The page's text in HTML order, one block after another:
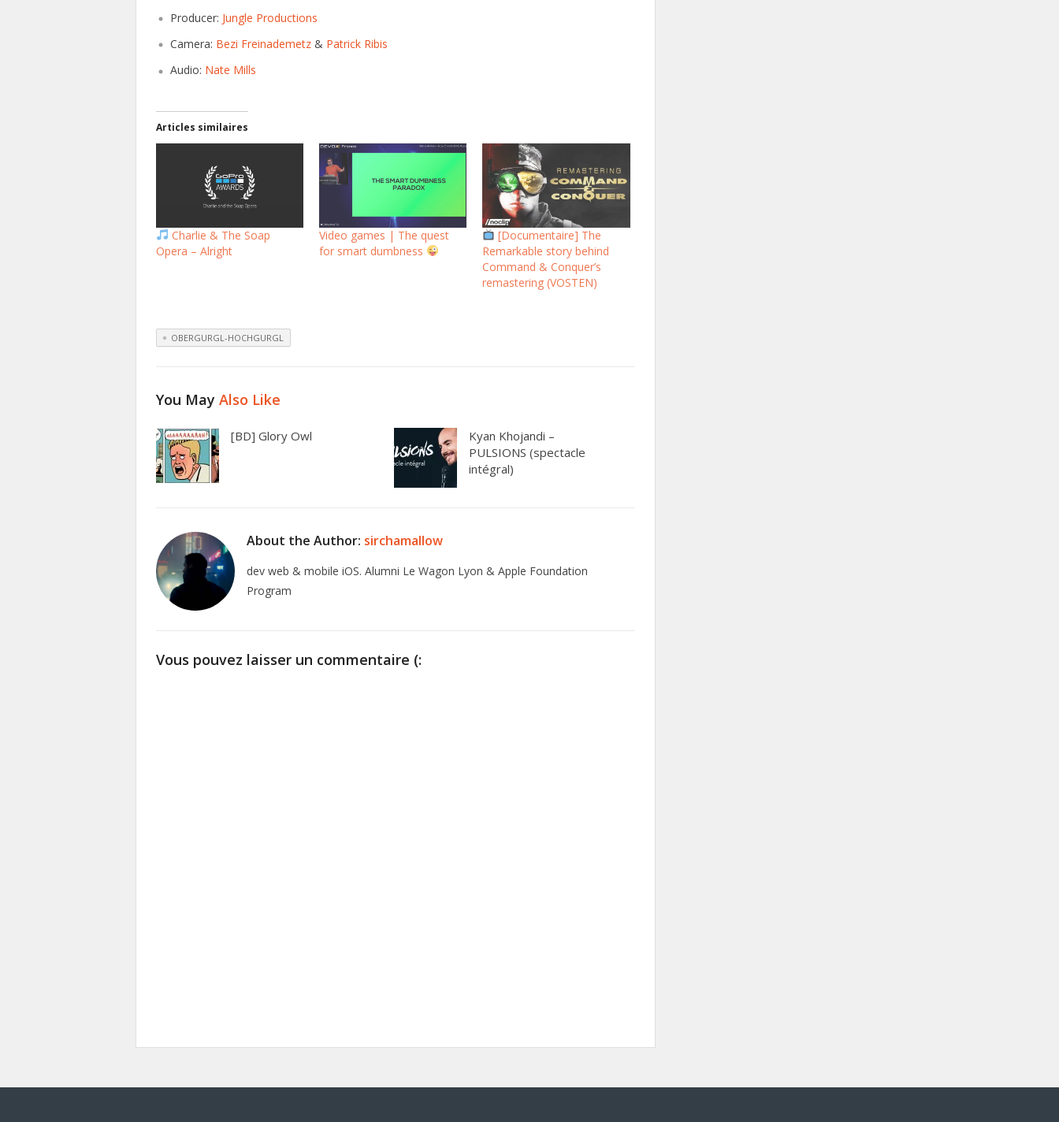
Producer: Jungle Productions
Camera: Bezi Freinademetz & Patrick Ribis
Audio: Nate Mills
Articles similaires
Charlie & The Soap
Opera – Alright
Video games | The quest
for smart dumbness
[Documentaire] The
Remarkable story behind
Command & Conquer’s
remastering (VOSTEN)
OBERGURGL-HOCHGURGL
You May Also Like
[BD] Glory Owl
Kyan Khojandi –
PULSIONS (spectacle
intégral)
About the Author: sirchamallow
dev web & mobile iOS. Alumni Le Wagon Lyon & Apple Foundation
Program
Vous pouvez laisser un commentaire (: